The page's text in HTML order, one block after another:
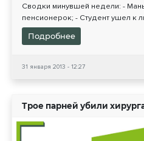
Сводки минувшей недели: -
пенсионерок; - Студент ушел к
Подробнее
31 января 2013 - 12:27
Трое парней убили